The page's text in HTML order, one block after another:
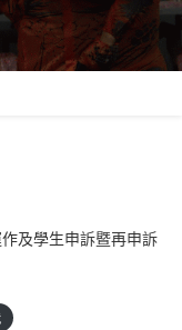
及學生申訴暨再申訴